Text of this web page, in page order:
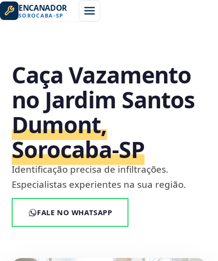
ENCANADOR
SOROCABA -SP
Caça Vazamento
no Jardim Santos
Dumont,
Sorocaba‑SP
Identificação precisa de infiltrações.
Especialistas experientes na sua região.
FALE NO WHATSAPP